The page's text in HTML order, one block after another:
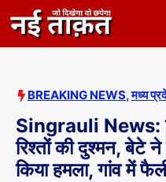
to
content
BREAKING NEWS,मध्य
Singrauli News:
रिश्तों की दुश्मन, बेटे ने
किया हमला, गांव में